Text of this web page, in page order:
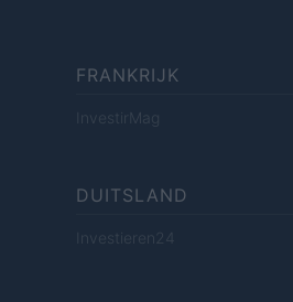
FRANKRIJK
InvestirMag
DUITSLAND
Investieren24